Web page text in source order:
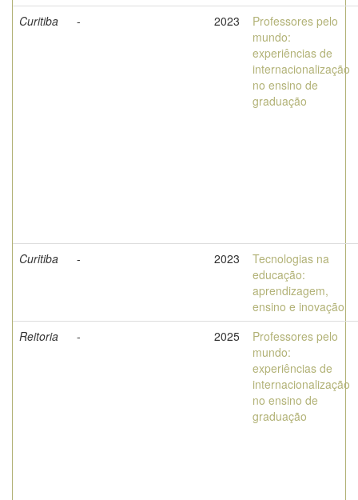
Curitiba
- 2023
Professores pelo
mundo:
experiências de
internacionalização
no ensino de
graduação
Curitiba - 2023
Tecnologias na
educação:
aprendizagem,
ensino e inovação
Reitoria
- 2025
Professores pelo
mundo:
experiências de
internacionalização
no ensino de
graduação